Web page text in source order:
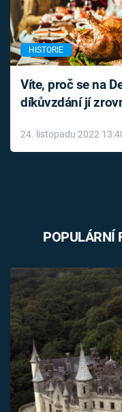
HISTORIE
Víte, proč se na
díkůvzdání jí
24. listopadu 2022
POPULÁRNÍ